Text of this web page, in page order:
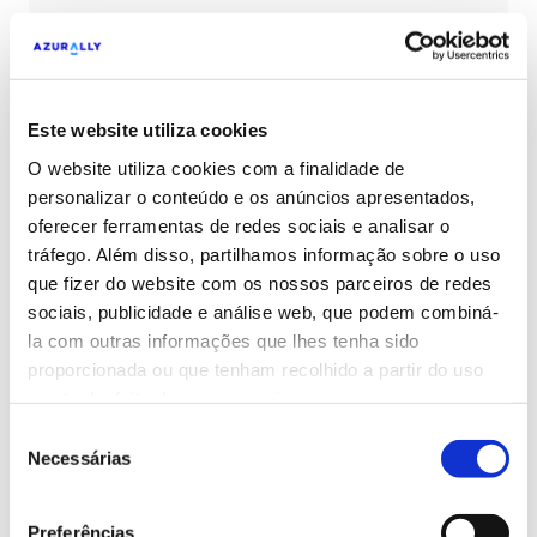
Este website utiliza cookies
O website utiliza cookies com a finalidade de
personalizar o conteúdo e os anúncios apresentados,
oferecer ferramentas de redes sociais e analisar o
tráfego. Além disso, partilhamos informação sobre o uso
que fizer do website com os nossos parceiros de redes
sociais, publicidade e análise web, que podem combiná-
la com outras informações que lhes tenha sido
proporcionada ou que tenham recolhido a partir do uso
Necessárias
Preferências
principais, genéricas e de marca definidas
pelo cliente.
GEO
Desenvolvemos estratégias para que,
quando os utilizadores pesquisam a sua
marca nos motores de pesquisa de IA,
encontrem informações oficiais e positivas
sobre o seu site.
GEO: SEO + IA
indexabilidade, as penalizações, o design SEO